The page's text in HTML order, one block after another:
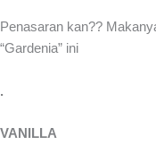
Penasaran kan??
“Gardenia” ini
.
VANILLA